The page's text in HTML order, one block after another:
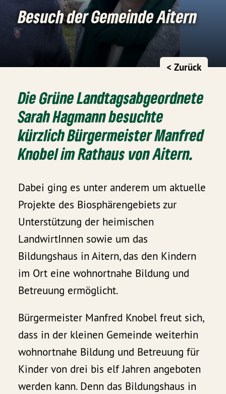
Besuch der Gemeinde Aitern
< Zurück
Die Grüne Landtagsabgeordnete
Sarah Hagmann besuchte
kürzlich Bürgermeister Manfred
Knobel im Rathaus von Aitern.
Dabei ging es unter anderem um aktuelle
Projekte des Biosphärengebiets zur
Unterstützung der heimischen
LandwirtInnen sowie um das
Bildungshaus in Aitern, das den Kindern
im Ort eine wohnortnahe Bildung und
Betreuung ermöglicht.
Bürgermeister Manfred Knobel freut sich,
dass in der kleinen Gemeinde weiterhin
wohnortnahe Bildung und Betreuung für
Kinder von drei bis elf Jahren angeboten
werden kann. Denn das Bildungshaus in